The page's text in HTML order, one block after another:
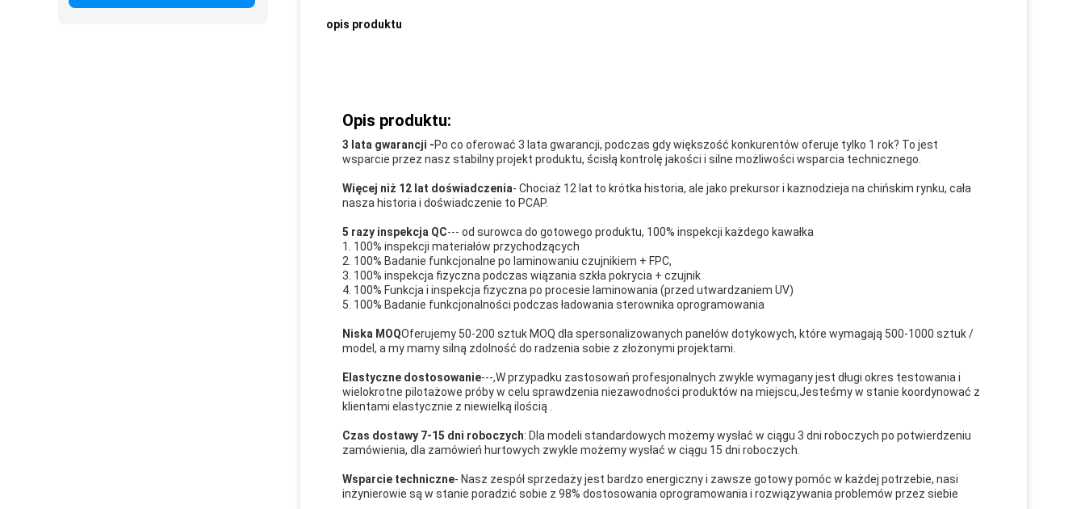
opis produktu
Opis produktu:
3 lata gwarancji -Po co oferować 3 lata gwarancji, podczas gdy większość konkurentów oferuje tylko 1 rok? To jest
wsparcie przez nasz stabilny projekt produktu, ścisłą kontrolę jakości i silne możliwości wsparcia technicznego.
Więcej niż 12 lat doświadczenia- Chociaż 12 lat to krótka historia, ale jako prekursor i kaznodzieja na chińskim rynku, cała
nasza historia i doświadczenie to PCAP.
5 razy inspekcja QC--- od surowca do gotowego produktu, 100% inspekcji każdego kawałka
1. 100% inspekcji materiałów przychodzących
2. 100% Badanie funkcjonalne po laminowaniu czujnikiem + FPC,
3. 100% inspekcja fizyczna podczas wiązania szkła pokrycia + czujnik
4. 100% Funkcja i inspekcja fizyczna po procesie laminowania (przed utwardzaniem UV)
5. 100% Badanie funkcjonalności podczas ładowania sterownika oprogramowania
Niska MOQOferujemy 50-200 sztuk MOQ dla spersonalizowanych panelów dotykowych, które wymagają 500-1000 sztuk /
model, a my mamy silną zdolność do radzenia sobie z złożonymi projektami.
Elastyczne dostosowanie---,W przypadku zastosowań profesjonalnych zwykle wymagany jest długi okres testowania i
wielokrotne pilotażowe próby w celu sprawdzenia niezawodności produktów na miejscu,Jesteśmy w stanie koordynować z
klientami elastycznie z niewielką ilością .
Czas dostawy 7-15 dni roboczych: Dla modeli standardowych możemy wysłać w ciągu 3 dni roboczych po potwierdzeniu
zamówienia, dla zamówień hurtowych zwykle możemy wysłać w ciągu 15 dni roboczych.
Wsparcie techniczne- Nasz zespół sprzedaży jest bardzo energiczny i zawsze gotowy pomóc w każdej potrzebie, nasi
inżynierowie są w stanie poradzić sobie z 98% dostosowania oprogramowania i rozwiązywania problemów przez siebie